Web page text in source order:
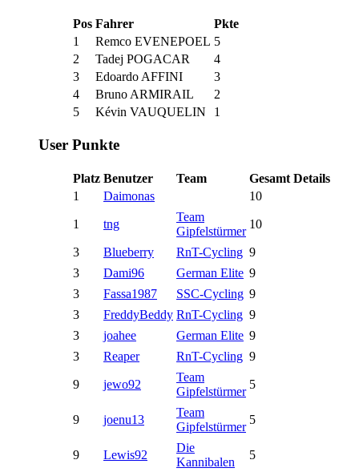
Pos Fahrer
Pkte
1
Remco EVENEPOEL 5
2
Tadej POGACAR
4
3
Edoardo AFFINI
3
4
Bruno ARMIRAIL
2
5
Kévin VAUQUELIN 1
User Punkte
Platz Benutzer Team Gesamt Details
1
Daimonas 10
1 tng
Team
Gipfelstürmer
10
3 Blueberry RnT-Cycling 9
3
Dami96 German Elite 9
3
Fassa1987 SSC-Cycling 9
3
FreddyBeddy RnT-Cycling 9
3
joahee German Elite 9
3
Reaper RnT-Cycling 9
9 jewo92
Team
Gipfelstürmer
5
9 joenu13
Team
Gipfelstürmer
5
9 Lewis92
Die
Kannibalen
5